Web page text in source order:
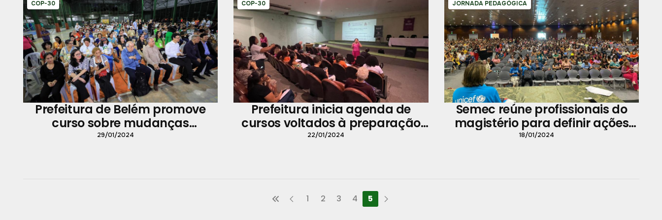
COP-30
Prefeitura de Belém promove
curso sobre mudanças
climáticas para movimentos
29/01/2024
COP-30
Prefeitura inicia agenda de
cursos voltados à preparação
de Belém para a COP-30
22/01/2024
JORNADA PEDAGÓGICA
Semec reúne profissionais do
magistério para definir ações
para 2024
18/01/2024
1 2 3 4 5